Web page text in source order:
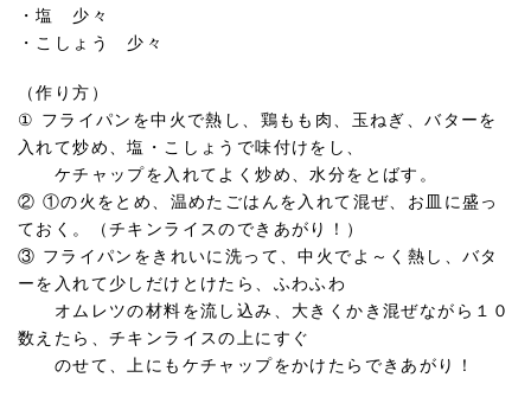
・塩 少々
・こしょう 少々
（作り方）
① フライパンを中火で熱し、鶏もも肉、玉ねぎ、バターを
入れて炒め、塩・こしょうで味付けをし、
ケチャップを入れてよく炒め、水分をとばす。
② ①の火をとめ、温めたごはんを入れて混ぜ、お皿に盛っ
ておく。（チキンライスのできあがり！）
③ フライパンをきれいに洗って、中火でよ～く熱し、バタ
ーを入れて少しだけとけたら、ふわふわ
オムレツの材料を流し込み、大きくかき混ぜながら１０
数えたら、チキンライスの上にすぐ
のせて、上にもケチャップをかけたらできあがり！